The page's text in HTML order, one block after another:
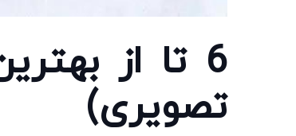
6 تا از
تصویری)